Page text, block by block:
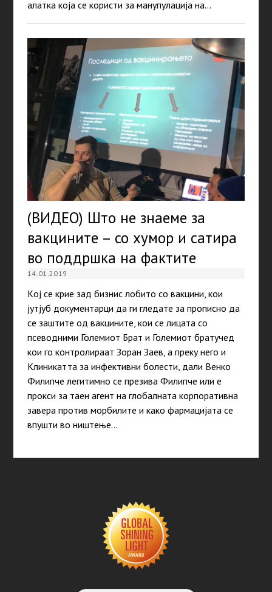
алатка која се користи за манупулација на…
(ВИДЕО) Што не знаеме за
вакцините – со хумор и сатира
во поддршка на фактите
14.01.2019
Kој се крие зад бизнис лобито со вакцини, кои
јутјуб документарци да ги гледате за прописно да
се заштите од вакцините, кои се лицата со
псеводними Големиот Брат и Големиот братучед
кои го контролираат Зоран Заев, а преку него и
Клиникатта за инфективни болести, дали Венко
Филипче легитимно се презива Филипче или е
прокси за таен агент на глобалната корпоративна
завера против морбилите и како фармацијата се
впушти во ништење…